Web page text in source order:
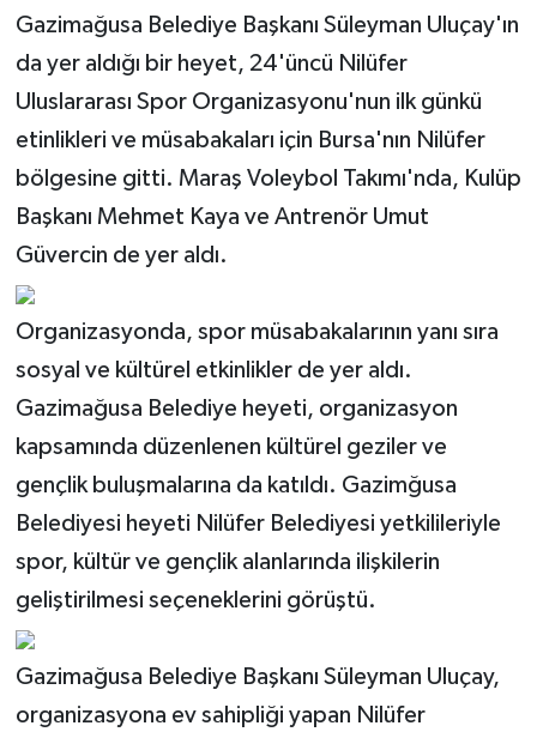
Gazimağusa Belediye Başkanı Süleyman Uluçay'ın
da yer aldığı bir heyet, 24'üncü Nilüfer
Uluslararası Spor Organizasyonu'nun ilk günkü
etinlikleri ve müsabakaları için Bursa'nın Nilüfer
bölgesine gitti. Maraş Voleybol Takımı'nda, Kulüp
Başkanı Mehmet Kaya ve Antrenör Umut
Güvercin de yer aldı.
Organizasyonda, spor müsabakalarının yanı sıra
sosyal ve kültürel etkinlikler de yer aldı.
Gazimağusa Belediye heyeti, organizasyon
kapsamında düzenlenen kültürel geziler ve
gençlik buluşmalarına da katıldı. Gazimğusa
Belediyesi heyeti Nilüfer Belediyesi yetkilileriyle
spor, kültür ve gençlik alanlarında ilişkilerin
geliştirilmesi seçeneklerini görüştü.
Gazimağusa Belediye Başkanı Süleyman Uluçay,
organizasyona ev sahipliği yapan Nilüfer
SPOR
TATLISU
TEKNOLOJİ
TİCARET